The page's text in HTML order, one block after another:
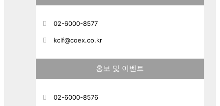
02-6000-8577
kclf@coex.co.kr
홍보 및 이벤트
02-6000-8576